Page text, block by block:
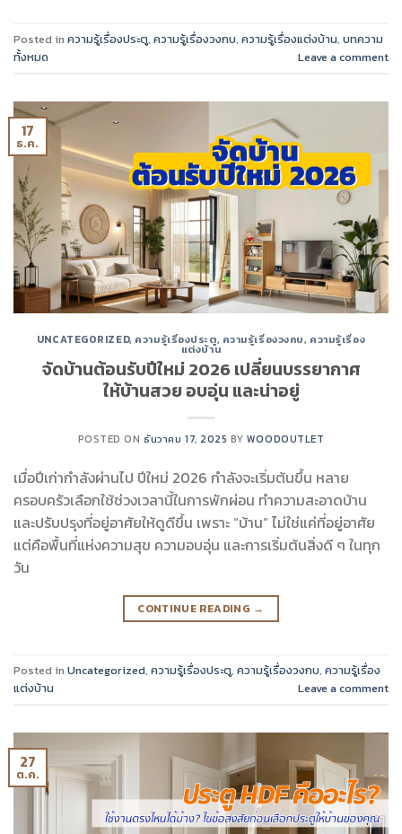
Posted in ความรู้เรื่องประตู, ความรู้เรื่องวงกบ, ความรู้เรื่องแต่งบ้าน, บทความ
ทั้งหมด
Leave a comment
17
ธ.ค.
UNCATEGORIZED, ความรู้เรื่องประตู, ความรู้เรื่องวงกบ, ความรู้เรื่อง
แต่งบ้าน
จัดบ้านต้อนรับปีใหม่ 2026 เปลี่ยนบรรยากาศ
ให้บ้านสวย อบอุ่น และน่าอยู่
POSTED ONธันวาคม 17, 2025 BY WOODOUTLET
เมื่อปีเก่ากำลังผ่านไป ปีใหม่ 2026 กำลังจะเริ่มต้นขึ้น หลาย
ครอบครัวเลือกใช้ช่วงเวลานี้ในการพักผ่อน ทำความสะอาดบ้าน
และปรับปรุงที่อยู่อาศัยให้ดูดีขึ้น เพราะ “บ้าน” ไม่ใช่แค่ที่อยู่อาศัย
แต่คือพื้นที่แห่งความสุข ความอบอุ่น และการเริ่มต้นสิ่งดี ๆ ในทุก
วัน
CONTINUE READING →
Posted in Uncategorized, ความรู้เรื่องประตู, ความรู้เรื่องวงกบ, ความรู้เรื่อง
แต่งบ้าน
Leave a comment
27
ต.ค.